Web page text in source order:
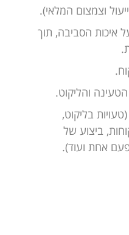
וצמצום המלאי).
איכות הסביבה, תוך
והליקוט.
בליקוט,
ביצוע של
אחת ועוד).